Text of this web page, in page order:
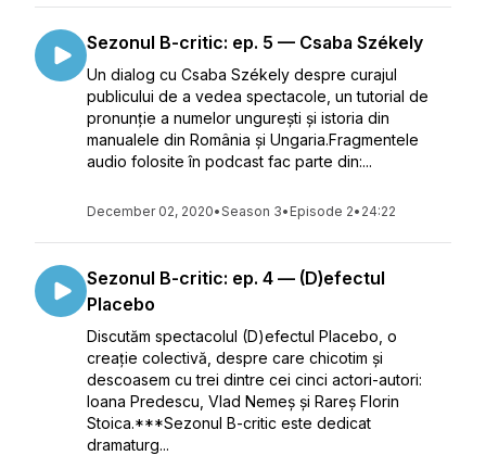
Sezonul B-critic: ep. 5 — Csaba Székely
Un dialog cu Csaba Székely despre curajul
publicului de a vedea spectacole, un tutorial de
pronunție a numelor ungurești și istoria din
manualele din România și Ungaria.Fragmentele
audio folosite în podcast fac parte din:...
December 02, 2020•Season 3• Episode 2• 24:22
Sezonul B-critic: ep. 4 — (D)efectul
Placebo
Discutăm spectacolul (D)efectul Placebo, o
creație colectivă, despre care chicotim și
descoasem cu trei dintre cei cinci actori-autori:
Ioana Predescu, Vlad Nemeș și Rareș Florin
Stoica.***Sezonul B-critic este dedicat
dramaturg...